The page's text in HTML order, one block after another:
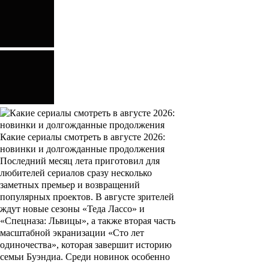
Какие сериалы смотреть в августе 2026:
новинки и долгожданные продолжения
Последний месяц лета приготовил для
любителей сериалов сразу несколько
заметных премьер и возвращений
популярных проектов. В августе зрителей
ждут новые сезоны «Теда Лассо» и
«Спецназа: Львицы», а также вторая часть
масштабной экранизации «Сто лет
одиночества», которая завершит историю
семьи Буэндиа. Среди новинок особенно